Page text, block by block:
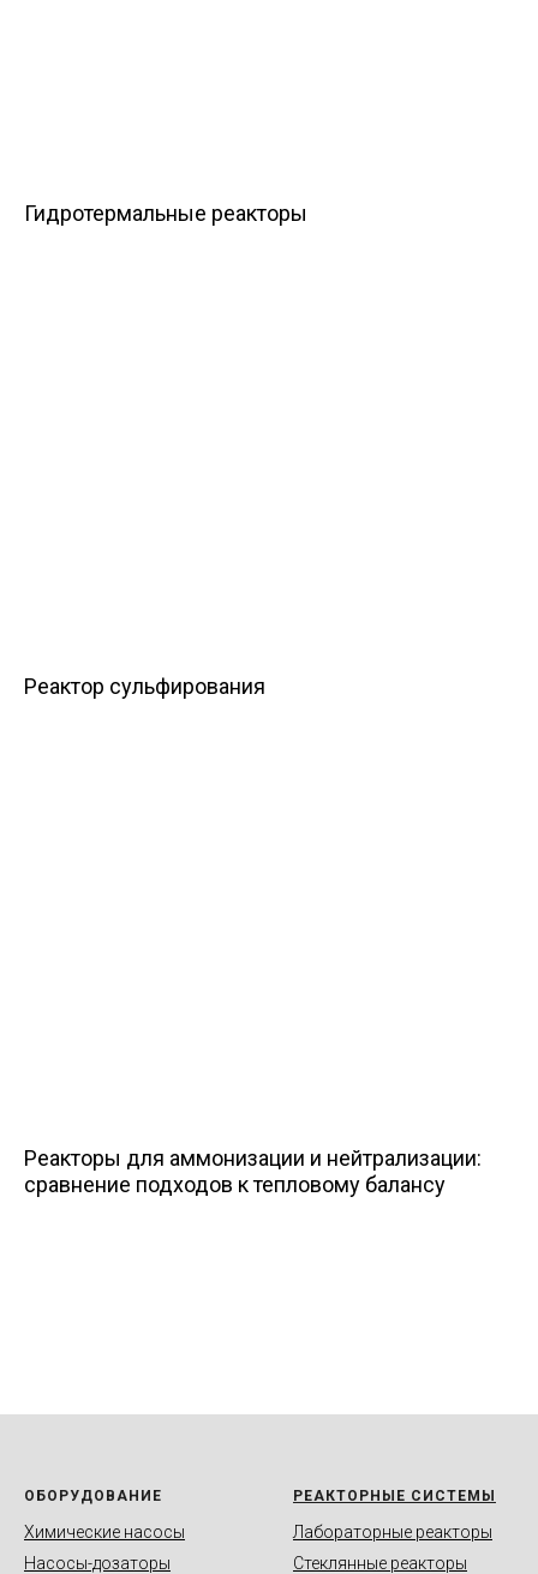
Гидротермальные реакторы
Реактор сульфирования
Реакторы для аммонизации и нейтрализации:
сравнение подходов к тепловому балансу
ОБОРУДОВАНИЕ
Химические насосы
Насосы-дозаторы
РЕАКТОРНЫЕ СИСТЕМЫ
Лабораторные реакторы
Стеклянные реакторы